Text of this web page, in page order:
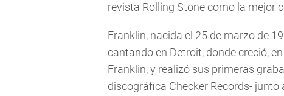
revista Rolling Stone como la mejor
Franklin, nacida el 25 de marzo de
cantando en Detroit, donde creció,
Franklin, y realizó sus primeras
discográfica Checker Records-